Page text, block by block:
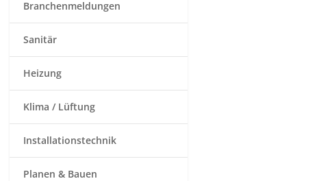
Branchenmeldungen
Sanitär
Heizung
Klima / Lüftung
Installationstechnik
Planen & Bauen